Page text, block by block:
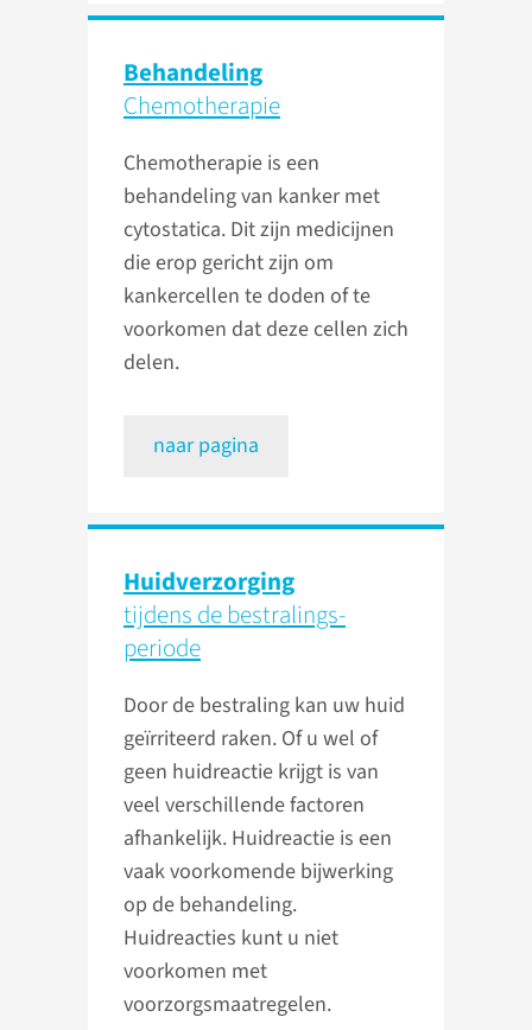
Behandeling
Chemotherapie
Chemotherapie is een
behandeling van kanker met
cytostatica. Dit zijn medicijnen
die erop gericht zijn om
kankercellen te doden of te
voorkomen dat deze cellen zich
delen.
naar pagina
Huidverzorging
tijdens de bestralings­
periode
Door de bestraling kan uw huid
geïrriteerd raken. Of u wel of
geen huidreactie krijgt is van
veel verschillende factoren
afhankelijk. Huidreactie is een
vaak voorkomende bijwerking
op de behandeling.
Huidreacties kunt u niet
voorkomen met
voorzorgsmaatregelen.